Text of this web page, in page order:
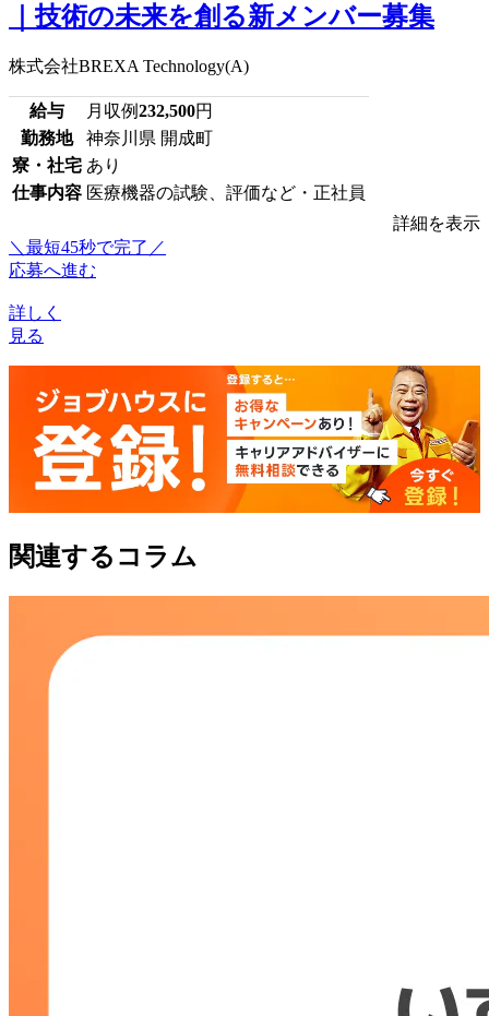
｜技術の未来を創る新メンバー募集
株式会社BREXA Technology(A)
給与 月収例232,500円
勤務地
神奈川県 開成町
寮・社宅 あり
仕事内容 医療機器の試験、評価など・正社員
詳細を表示
＼最短45秒で完了／
応募へ進む
詳しく
見る
関連するコラム